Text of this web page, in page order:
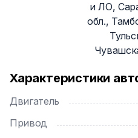
и ЛО,
обл.,
Характеристики
Двигатель
Привод